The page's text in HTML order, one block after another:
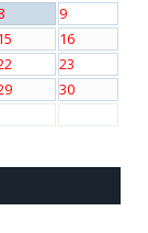
9
16
23
30